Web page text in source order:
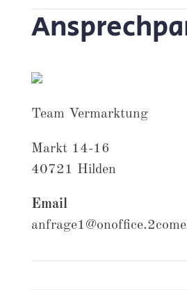
Team Vermarktung
Markt 14-16
40721 Hilden
Email